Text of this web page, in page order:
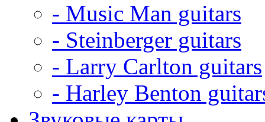
- Music Man guitars
- Steinberger guitars
- Larry Carlton guitars
- Harley Benton